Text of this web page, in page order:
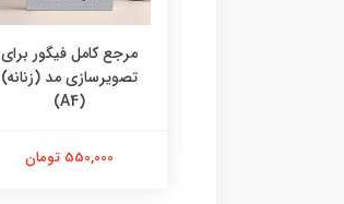
مرجع کامل فیگور برای
تصویرسازی مد (زنانه)
(A4)
550,000 تومان